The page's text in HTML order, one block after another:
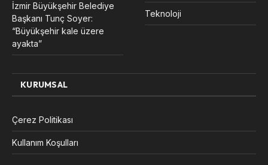
İzmir Büyükşehir Belediye
Başkanı Tunç Soyer:
“Büyükşehir kale üzere
ayakta”
Teknoloji
KURUMSAL
Çerez Politikası
Kullanım Koşulları